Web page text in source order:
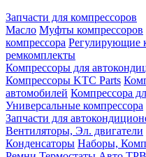
Запчасти для компрессоров
Масло Муфты компрессоров
компрессора Регулирующие
ремкомплекты
Компрессоры для
Компрессоры KTC Parts
автомобилей Компрессора
Универсальные компрессора
Запчасти для
Вентиляторы, Эл. двигатели
Конденсаторы Наборы,